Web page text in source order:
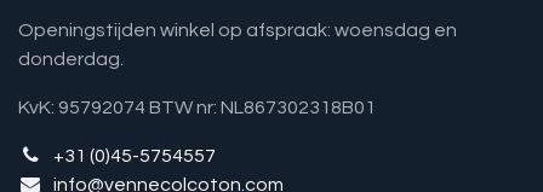
Openingstijden winkel op afspraak: woensdag en
donderdag.
KvK: 95792074 BTW nr: NL867302318B01
+31 (0)45-5754557
info@vennecolcoton.com